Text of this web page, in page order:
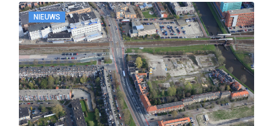
NIEUWS